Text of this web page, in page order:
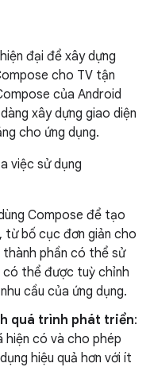
đại để xây dựng
cho TV tận
của Android
xây dựng giao diện
cho ứng dụng.
việc sử dụng
Compose để tạo
từ bố cục đơn giản cho
phần có thể sử
có thể được tuỳ chỉnh
cầu của ứng dụng.
quá trình phát triển:
hiện có và cho phép
hiệu quả hơn với ít